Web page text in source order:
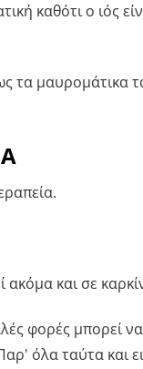
καθότι o ιός
μαυρομάτικα
ακόμα και σε
φορές μπορεί
όλα ταύτα και